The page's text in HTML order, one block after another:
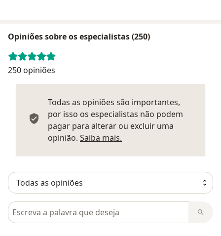
Opiniões sobre os especialistas (250)
250 opiniões
Todas as opiniões são importantes,
por isso os especialistas não podem
pagar para alterar ou excluir uma
opinião. Saiba mais.
Pesquisar em opiniões